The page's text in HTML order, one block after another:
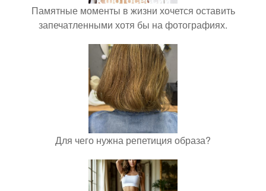
Памятные моменты в жизни хочется оставить
запечатленными хотя бы на фотографиях.
Для чего нужна репетиция образа?